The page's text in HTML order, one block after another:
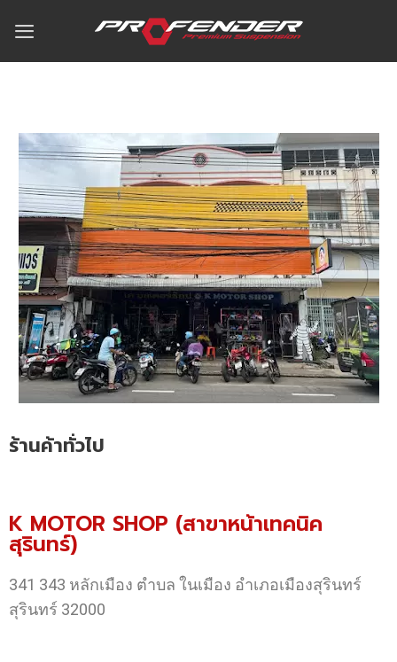
ร้านค้าทั่วไป
K MOTOR SHOP (สาขาหน้าเทคนิค
สุรินทร์)
341 343 หลักเมือง ตำบล ในเมือง อำเภอเมืองสุรินทร์
สุรินทร์ 32000